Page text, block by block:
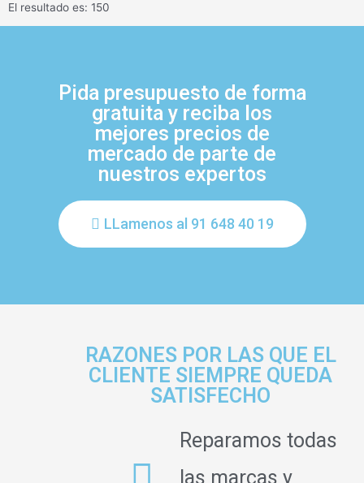
El resultado es: 150
Pida presupuesto de forma
gratuita y reciba los
mejores precios de
mercado de parte de
nuestros expertos
LLamenos al 91 648 40 19
RAZONES POR LAS QUE EL
CLIENTE SIEMPRE QUEDA
SATISFECHO
Reparamos todas
las marcas y